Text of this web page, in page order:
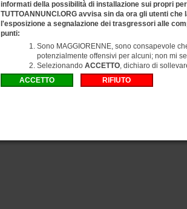
informati della possibilità di installazione sui propri
TUTTOANNUNCI.ORG avvisa sin da ora gli utenti
l'esposizione a segnalazione dei trasgressori alle
punti:
Sono MAGGIORENNE, sono consapevole
potenzialmente offensivi per alcuni; non mi
Selezionando ACCETTO, dichiaro di